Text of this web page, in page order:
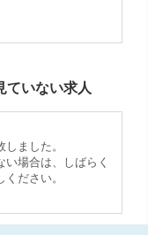
ていない求人
ました。
場合は、しばらく
ださい。